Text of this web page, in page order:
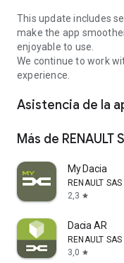
This update includes
make the app
enjoyable to use.
We continue to work
experience.
Asistencia de la
Más de RENAULT
My Dacia
RENAULT SAS
2,3 star
Dacia AR
RENAULT SAS
3,0 star